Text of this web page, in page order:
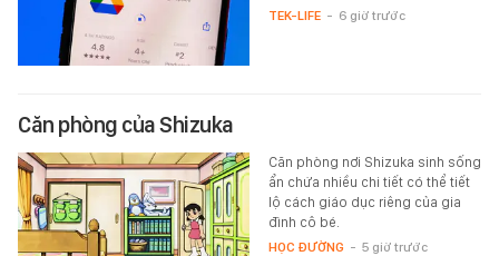
TEK-LIFE - 6 giờ trước
Căn phòng của Shizuka
Căn phòng nơi Shizuka sinh sống
ẩn chứa nhiều chi tiết có thể tiết
lộ cách giáo dục riêng của gia
đình cô bé.
HỌC ĐƯỜNG - 5 giờ trước